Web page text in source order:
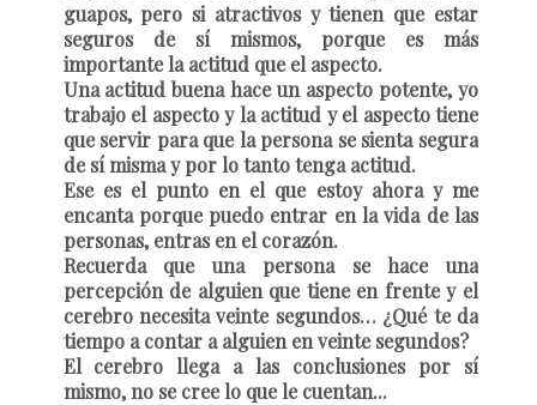
guapos, pero si atractivos y tienen que estar
seguros de sí mismos, porque es más
importante la actitud que el aspecto.
Una actitud buena hace un aspecto potente, yo
trabajo el aspecto y la actitud y el aspecto tiene
que servir para que la persona se sienta segura
de sí misma y por lo tanto tenga actitud.
Ese es el punto en el que estoy ahora y me
encanta porque puedo entrar en la vida de las
personas, entras en el corazón.
Recuerda que una persona se hace una
percepción de alguien que tiene en frente y el
cerebro necesita veinte segundos… ¿Qué te da
tiempo a contar a alguien en veinte segundos?
El cerebro llega a las conclusiones por sí
mismo, no se cree lo que le cuentan...